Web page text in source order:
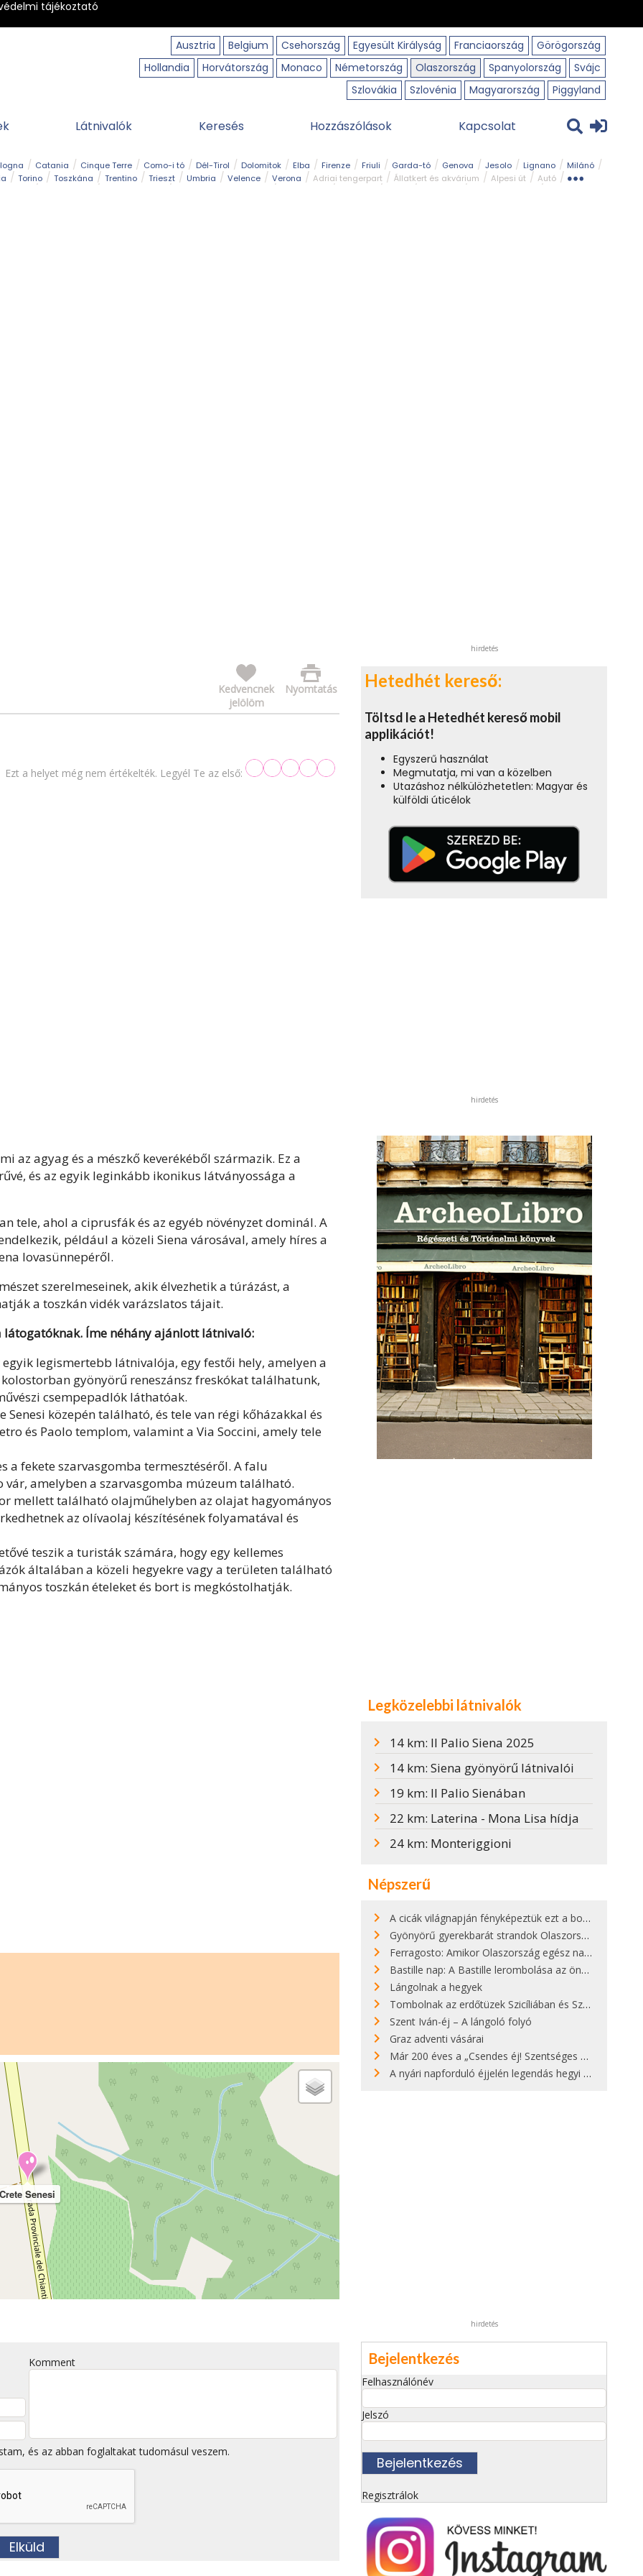
tájékoztató
Ausztria
Belgium Csehország Egyesült Királyság Franciaország
Görögország
Hollandia
Horvátország Monaco Németország Olaszország Spanyolország
Svájc
Szlovákia
Szlovénia Magyarország Piggyland
Látnivalók Keresés Hozzászólások Kapcsolat
Catania Cinque Terre Como-i tó Dél-Tirol Dolomitok Elba Firenze Friuli Garda-tó Genova Jesolo Lignano
Milánó
Torino Toszkána Trentino Trieszt Umbria Velence Verona Adriai tengerpart Állatkert és akvárium Alpesi út
Autó
Nyomtatás
Kedvencnek
jelölöm
Ezt a helyet még nem értékelték. Legyél Te az első:
az agyag és a mészkő keverékéből származik. Ez a
és az egyik leginkább ikonikus látványossága a
tele, ahol a ciprusfák és az egyéb növényzet dominál. A
például a közeli Siena városával, amely híres a
lovasünnepéről.
szerelmeseinek, akik élvezhetik a túrázást, a
a toszkán vidék varázslatos tájait.
látogatóknak. Íme néhány ajánlott látnivaló:
legismertebb látnivalója, egy festői hely, amelyen a
gyönyörű reneszánsz freskókat találhatunk,
csempepadlók láthatóak.
Senesi közepén található, és tele van régi kőházakkal és
és Paolo templom, valamint a Via Soccini, amely tele
a fekete szarvasgomba termesztéséről. A falu
amelyben a szarvasgomba múzeum található.
mellett található olajműhelyben az olajat hagyományos
az olívaolaj készítésének folyamatával és
teszik a turisták számára, hogy egy kellemes
általában a közeli hegyekre vagy a területen található
toszkán ételeket és bort is megkóstolhatják.
Crete Senesi
Komment
és az abban foglaltakat tudomásul veszem.
hirdetés
Hetedhét kereső:
Töltsd le a Hetedhét kereső mobil
applikációt!
Egyszerű használat
Megmutatja, mi van a közelben
Utazáshoz nélkülözhetetlen: Magyar és
külföldi úticélok
hirdetés
Legközelebbi látnivalók
14 km: Il Palio Siena 2025
14 km: Siena gyönyörű látnivalói
19 km: Il Palio Sienában
22 km: Laterina - Mona Lisa hídja
24 km: Monteriggioni
Népszerű
A cicák világnapján fényképeztük ezt a bokor alatt hűsölő cicát Kisorosziban
Gyönyörű gyerekbarát strandok Olaszországban - megmutatjuk a 15 legjobbat
Ferragosto: Amikor Olaszország egész nap nyaral
Bastille nap: A Bastille lerombolása az önkényuralom végét jelentette
Lángolnak a hegyek
Tombolnak az erdőtüzek Szicíliában és Szardínián
Szent Iván-éj – A lángoló folyó
Graz adventi vásárai
Már 200 éves a „Csendes éj! Szentséges éj!”
A nyári napforduló éjjelén legendás hegyi tüzek világítják meg Zugspitzét
hirdetés
Bejelentkezés
Felhasználónév
Jelszó
Regisztrálok